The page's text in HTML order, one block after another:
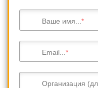
Ваше имя...
Email...
Организация